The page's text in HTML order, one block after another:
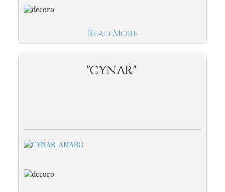
Read More
"CYNAR"